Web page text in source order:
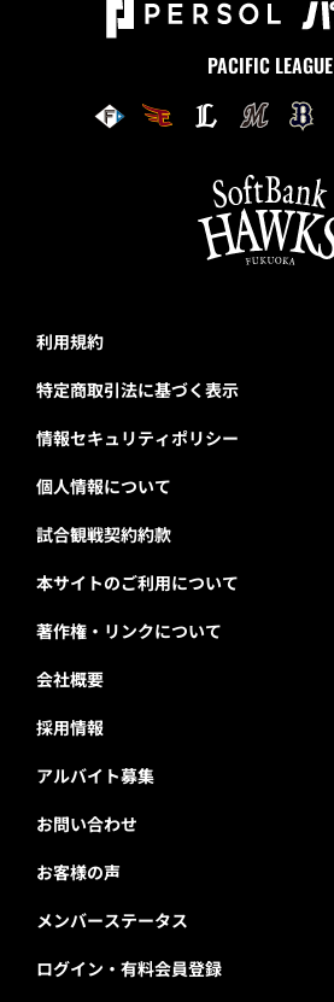
PACIFIC LEAGUE
利用規約
特定商取引法に基づく表示
情報セキュリティポリシー
個人情報について
試合観戦契約約款
本サイトのご利用について
著作権・リンクについて
会社概要
採用情報
アルバイト募集
お問い合わせ
お客様の声
メンバーステータス
ログイン・有料会員登録